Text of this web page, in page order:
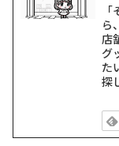
ら
店
グ
た
探